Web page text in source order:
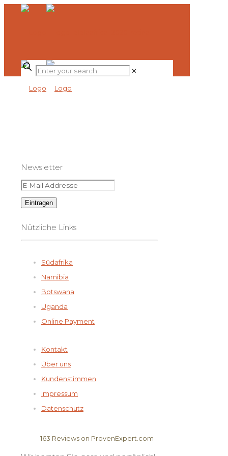
✕
Newsletter
Nützliche Links
Südafrika
Namibia
Botswana
Uganda
Online Payment
Kontakt
Über uns
Kundenstimmen
Impressum
Datenschutz
163 Reviews on ProvenExpert.com